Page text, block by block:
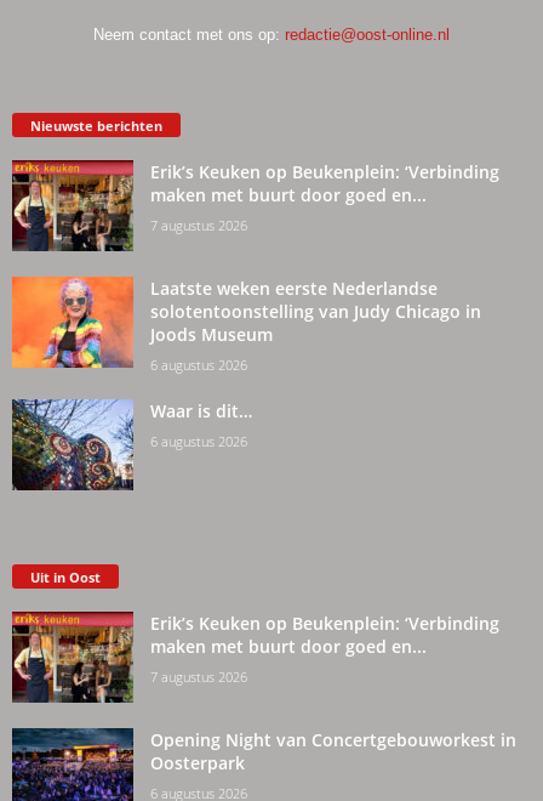
Neem contact met ons op: redactie@oost-online.nl
Nieuwste berichten
Erik’s Keuken op Beukenplein: ‘Verbinding
maken met buurt door goed en...
7 augustus 2026
Laatste weken eerste Nederlandse
solotentoonstelling van Judy Chicago in
Joods Museum
6 augustus 2026
Waar is dit…
6 augustus 2026
Uit in Oost
Erik’s Keuken op Beukenplein: ‘Verbinding
maken met buurt door goed en...
7 augustus 2026
Opening Night van Concertgebouworkest in
Oosterpark
6 augustus 2026